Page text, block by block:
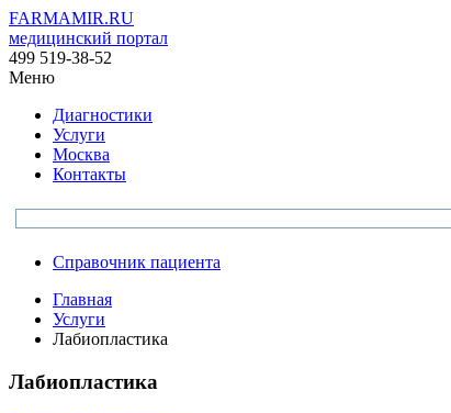
FARMAMIR.RU
медицинский портал
499 519-38-52
Меню
Диагностики
Услуги
Москва
Контакты
Справочник пациента
Главная
Услуги
Лабиопластика
Лабиопластика